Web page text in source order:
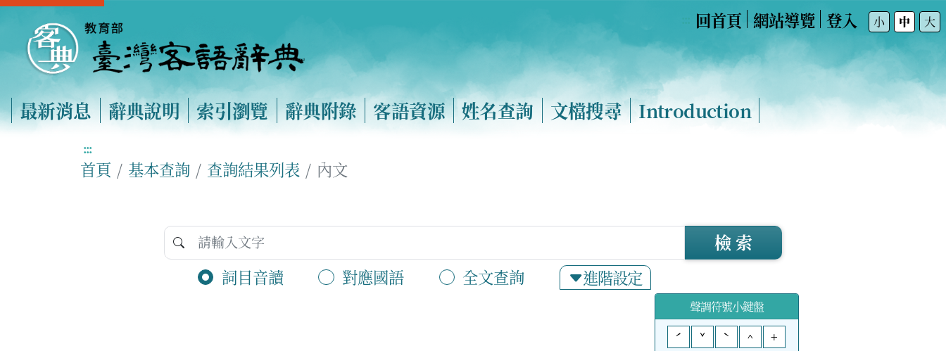
回首頁 網站導覽 登入 小 中 大
最新消息 辭典說明 索引瀏覽 辭典附錄 客語資源 姓名查詢 文檔搜尋 Introduction
:::
首頁 基本查詢 查詢結果列表 內文
詞目音讀 對應國語 全文查詢 進階設定
檢 索
聲調符號小鍵盤
ˊ
ˇ ˋ ^ +